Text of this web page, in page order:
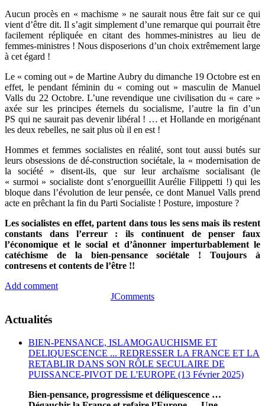
Aucun procès en « machisme » ne saurait nous être fait sur ce qui
vient d’être dit. Il s’agit simplement d’une remarque qui pourrait être
facilement répliquée en citant des hommes-ministres au lieu de
femmes-ministres ! Nous disposerions d’un choix extrêmement large
à cet égard !
Le « coming out » de Martine Aubry du dimanche 19 Octobre est en
effet, le pendant féminin du « coming out » masculin de Manuel
Valls du 22 Octobre. L’une revendique une civilisation du « care »
axée sur les principes éternels du socialisme, l’autre la fin d’un
PS qui ne saurait pas devenir libéral ! … et Hollande en morigénant
les deux rebelles, ne sait plus où il en est !
Hommes et femmes socialistes en réalité, sont tout aussi butés sur
leurs obsessions de dé-construction sociétale, la « modernisation de
la société » disent-ils, que sur leur archaïsme socialisant (le
« surmoi » socialiste dont s’enorgueillit Aurélie Filippetti !) qui les
bloque dans l’évolution de leur pensée, ce dont Manuel Valls prend
acte en prêchant la fin du Parti Socialiste ! Posture, imposture ?
Les socialistes en effet, partent dans tous les sens mais ils restent
constants dans l’erreur : ils continuent de penser faux
l’économique et le social et d’ânonner imperturbablement le
catéchisme de la bien-pensance sociétale ! Toujours à
contresens et contents de l’être !!
Add comment
JComments
Actualités
BIEN-PENSANCE, ISLAMOGAUCHISME ET
DELIQUESCENCE ... REDRESSER LA FRANCE ET LA
RETABLIR DANS SON RÔLE SECULAIRE DE
PUISSANCE-PIVOT DE L'EUROPE (13 Février 2025)
Bien-pensance, progressisme et déliquescence …